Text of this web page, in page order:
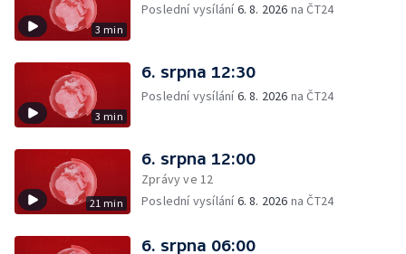
3 min
Poslední vysílání6. 8. 2026 na ČT24
3 min
6. srpna 12:30
Poslední vysílání6. 8. 2026 na ČT24
21 min
6. srpna 12:00
Zprávy ve 12
Poslední vysílání6. 8. 2026 na ČT24
6. srpna 06:00